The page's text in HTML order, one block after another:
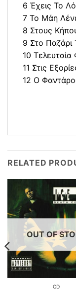
6 Έχεις Το
7 Το Μάη
8 Στους
9 Στο
10
11 Στις
12 Ο
RELATED
OUT OF
CD